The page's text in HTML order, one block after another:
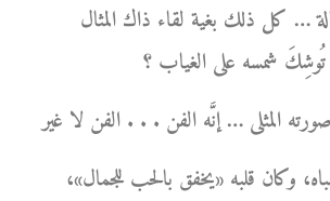
… كل ذلك بغية لقاء ذاك المثال
وكان قلبه «يخفق بالحب للجمال»،